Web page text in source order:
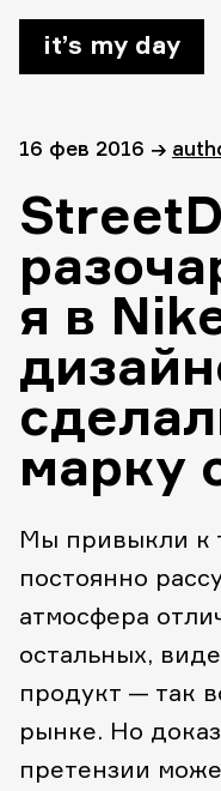
it’s my day
16 фев 2016 →
я в
марку
Мы привыкли к
постоянно
атмосфера
остальных,
продукт — так
рынке. Но
претензии